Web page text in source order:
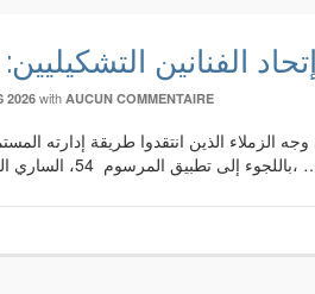
الفنانين
2026 with AUCUN COMMENTAIRE
الذين انتقدوا طريقة إدارته
54، الساري المفعول حاليًا منذ 13 سبتمبر 2022. قبل 48 عامًا، …